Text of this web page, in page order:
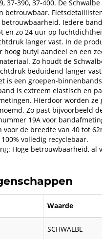
37-390, 37-400. De Schwalbe
betrouwbaar.
Iedere
en zo 24 uur op
langer vast. In de
hoog butyl aandeel en een
Zo houdt de
beduidend langer
is een groepen-
is extreem elastisch en
Hierdoor worden ze
Zo past bijvoorbeeld
19A voor
voor de breedte van 40 tot
volledig recyclebaar.
Hoge betrouwbaarheid, al
Waarde
SCHWALBE